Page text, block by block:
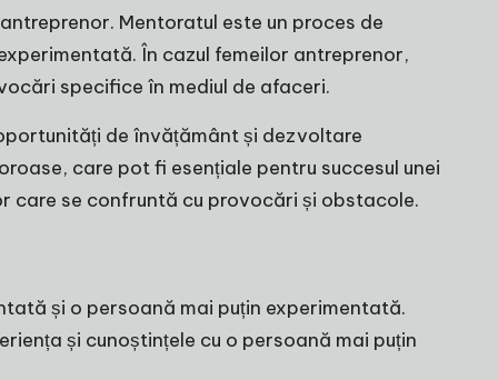
Mentoratul este un proces de
În cazul femeilor antreprenor,
specifice în mediul de afaceri.
de învățământ și dezvoltare
care pot fi esențiale pentru succesul unei
care se confruntă cu provocări și obstacole.
și o persoană mai puțin experimentată.
și cunoștințele cu o persoană mai puțin